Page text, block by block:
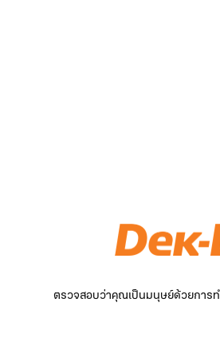
ตรวจสอบว่าคุณเป็นมนุษย์ด้วยการท